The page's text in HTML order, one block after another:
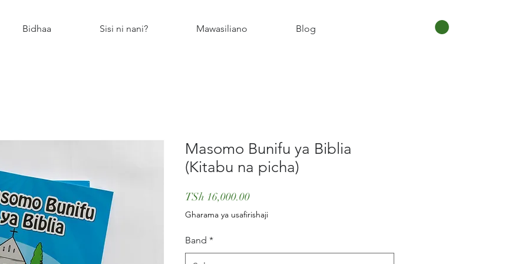
Bidhaa Sisi ni nani? Mawasiliano Blog
Masomo Bunifu ya Biblia
(Kitabu na picha)
TSh 16,000.00Price
Gharama ya usafirishaji
Band *